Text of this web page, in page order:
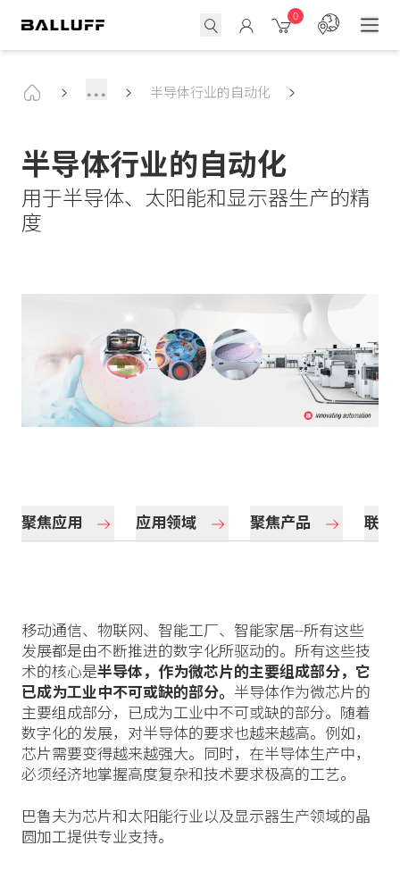
0
... 半导体行业的自动化
半导体行业的自动化
用于半导体、太阳能和显示器生产的精
度
聚焦应用 应用领域 聚焦产品 联系
移动通信、物联网、智能工厂、智能家居--所有这些
发展都是由不断推进的数字化所驱动的。所有这些技
术的核心是半导体，作为微芯片的主要组成部分，它
已成为工业中不可或缺的部分。 半导体作为微芯片的
主要组成部分，已成为工业中不可或缺的部分。随着
数字化的发展，对半导体的要求也越来越高。例如，
芯片需要变得越来越强大。同时，在半导体生产中，
必须经济地掌握高度复杂和技术要求极高的工艺。
巴鲁夫为芯片和太阳能行业以及显示器生产领域的晶
圆加工提供专业支持。